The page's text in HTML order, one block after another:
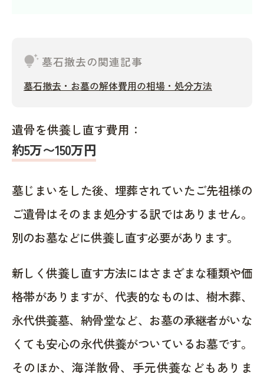
tips_and_updates墓石撤去の関連記事
墓石撤去・お墓の解体費用の相場・処分方法
遺骨を供養し直す費用：
約5万〜150万円
墓じまいをした後、埋葬されていたご先祖様の
ご遺骨はそのまま処分する訳ではありません。
別のお墓などに供養し直す必要があります。
新しく供養し直す方法にはさまざまな種類や価
格帯がありますが、代表的なものは、樹木葬、
永代供養墓、納骨堂など、お墓の承継者がいな
くても安心の永代供養がついているお墓です。
そのほか、海洋散骨、手元供養などもありま